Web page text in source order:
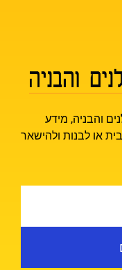
והבניה, מידע
או לבנות ולהישאר